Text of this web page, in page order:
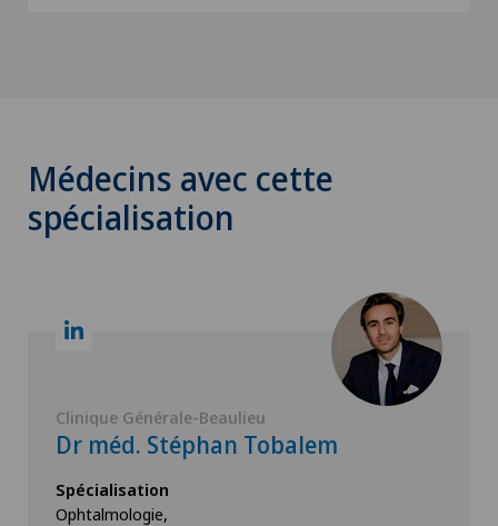
Médecins avec cette
spécialisation
Clinique Générale-Beaulieu
Dr méd. Stéphan Tobalem
Spécialisation
Ophtalmologie,